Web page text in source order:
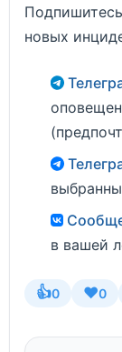
новых
в вашей
👍0 ❤️0